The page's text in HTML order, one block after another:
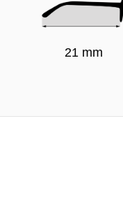
21 mm